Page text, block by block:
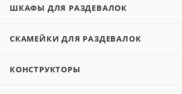
ШКАФЫ ДЛЯ РАЗДЕВАЛОК
СКАМЕЙКИ ДЛЯ РАЗДЕВАЛОК
КОНСТРУКТОРЫ